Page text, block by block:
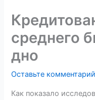
среднего
дно
Оставьте комментарий
Как показало